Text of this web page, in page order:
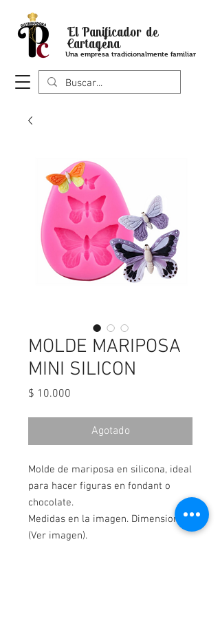
El Panificador de
Cartagena
Una empresa tradicionalmente familiar
MOLDE MARIPOSA
MINI SILICON
$ 10.000
Agotado
Molde de mariposa en silicona, ideal
para hacer figuras en fondant o
chocolate.
Medidas en la imagen. Dimensiones
(Ver imagen).